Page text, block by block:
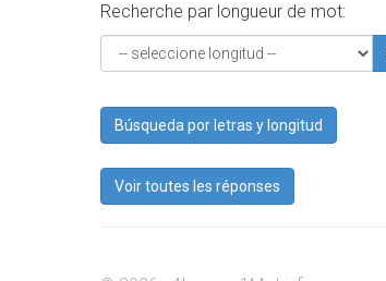
Recherche par longueur de mot:
Búsqueda por letras y longitud
Voir toutes les réponses